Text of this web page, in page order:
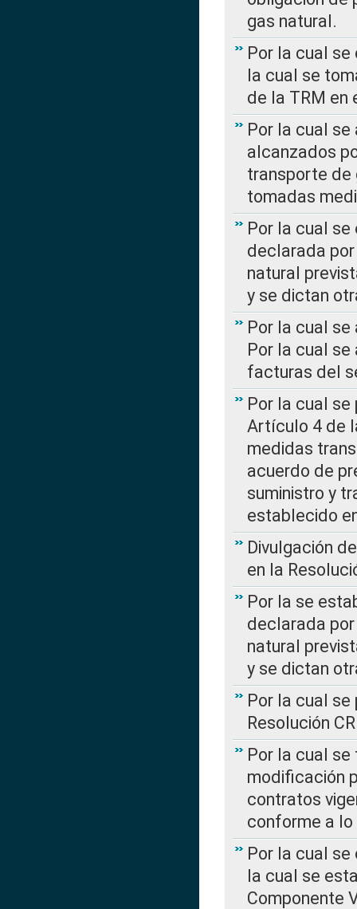
gas natural.
Por la cual se
la cual se
de la TRM en
Por la cual
alcanzados
transporte de
tomadas
Por la cual
declarada
natural
y se dictan
Por la cual se
Por la cual
facturas del
Por la cual
Artículo 4 de
medidas
acuerdo de
suministro y
establecido
Divulgación
en la
Por la se
declarada
natural
y se dictan
Por la cual
Resolución
Por la cual
modificación
contratos
conforme a lo
Por la cual se
la cual se
Componente